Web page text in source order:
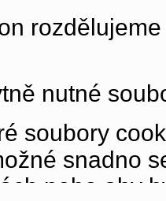
nutné
soubory
snadno
nebo aby